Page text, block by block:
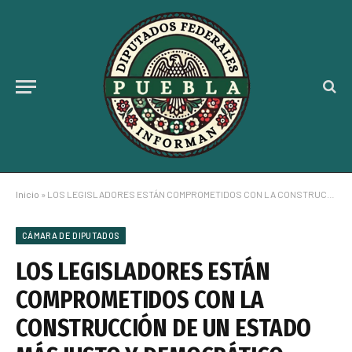
Inicio » LOS LEGISLADORES ESTÁN COMPROMETIDOS CON LA CONSTRUCCIÓN DE UN ESTADO MÁS JUSTO Y DEMOCRÁTICO: RIVERA VIVANCO
CÁMARA DE DIPUTADOS
LOS LEGISLADORES ESTÁN
COMPROMETIDOS CON LA
CONSTRUCCIÓN DE UN ESTADO